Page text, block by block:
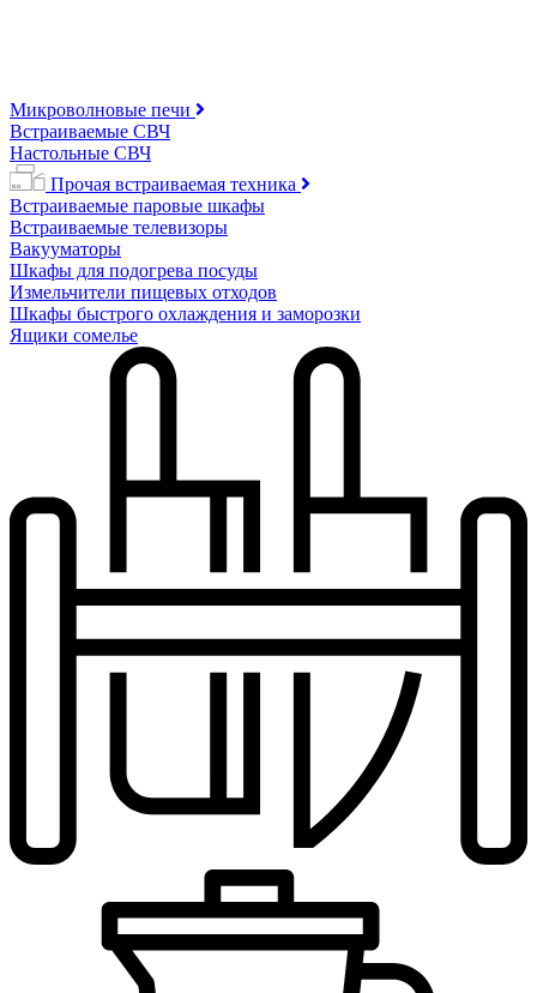
Микроволновые печи
Встраиваемые СВЧ
Настольные СВЧ
Прочая встраиваемая техника
Встраиваемые паровые шкафы
Встраиваемые телевизоры
Вакууматоры
Шкафы для подогрева посуды
Измельчители пищевых отходов
Шкафы быстрого охлаждения и заморозки
Ящики сомелье